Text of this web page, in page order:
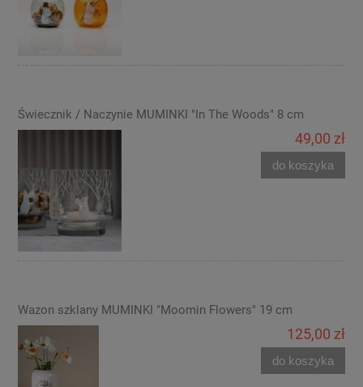
Świecznik / Naczynie MUMINKI "In The Woods" 8 cm
49,00 zł
do koszyka
Wazon szklany MUMINKI "Moomin Flowers" 19 cm
125,00 zł
do koszyka